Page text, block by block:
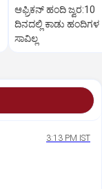
ಆಫ್ರಿಕನ್‌ ಹಂದಿ ಜ್ವರ:10
ದಿನದಲ್ಲಿ ಕಾಡು ಹಂದಿಗಳ
ಸಾವಿಲ್ಲ
3:13 PM IST